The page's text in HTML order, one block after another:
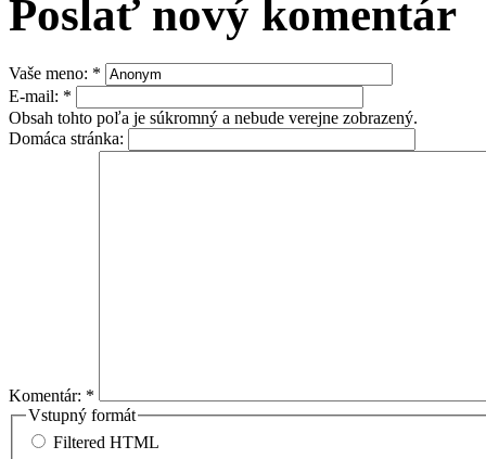
Poslať nový komentár
Vaše meno: *
E-mail: *
Obsah tohto poľa je súkromný a nebude verejne zobrazený.
Domáca stránka:
Komentár: *
Vstupný formát
Filtered HTML